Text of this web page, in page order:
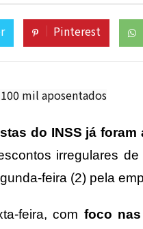
Pinterest
do INSS já
irregulares
feira (2) pela
feira, com foco